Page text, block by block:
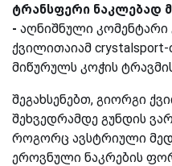
ტრანსფერი ნაკლებად
- აღნიშნული კომენტარი
ქვილითაიამ
მიწურულს კოჭის
შეგახსენებთ, გიორგი
შეხვედრამდე გუნდის
როგორც ავსტრიული
ეროვნული ნაკრების